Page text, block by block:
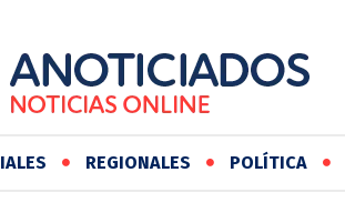
REGIONALES POLÍTICA